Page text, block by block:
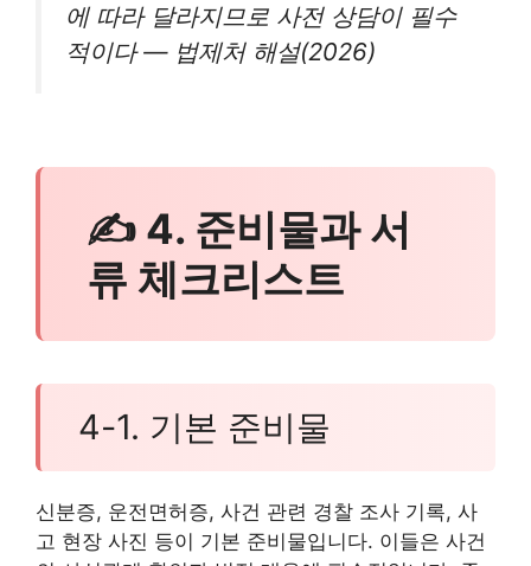
에 따라 달라지므로 사전 상담이 필수
적이다 — 법제처 해설(2026)
✍ 4. 준비물과 서
류 체크리스트
4-1. 기본 준비물
신분증, 운전면허증, 사건 관련 경찰 조사 기록, 사
고 현장 사진 등이 기본 준비물입니다. 이들은 사건